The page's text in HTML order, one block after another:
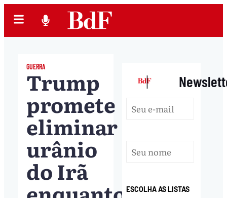
GUERRA
Trump
promete
eliminar
urânio
do Irã
|
ESCOLHA AS LISTAS